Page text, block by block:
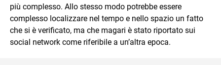
più complesso. Allo stesso modo potrebbe essere
complesso localizzare nel tempo e nello spazio un fatto
che si è verificato, ma che magari è stato riportato sui
social network come riferibile a un’altra epoca.